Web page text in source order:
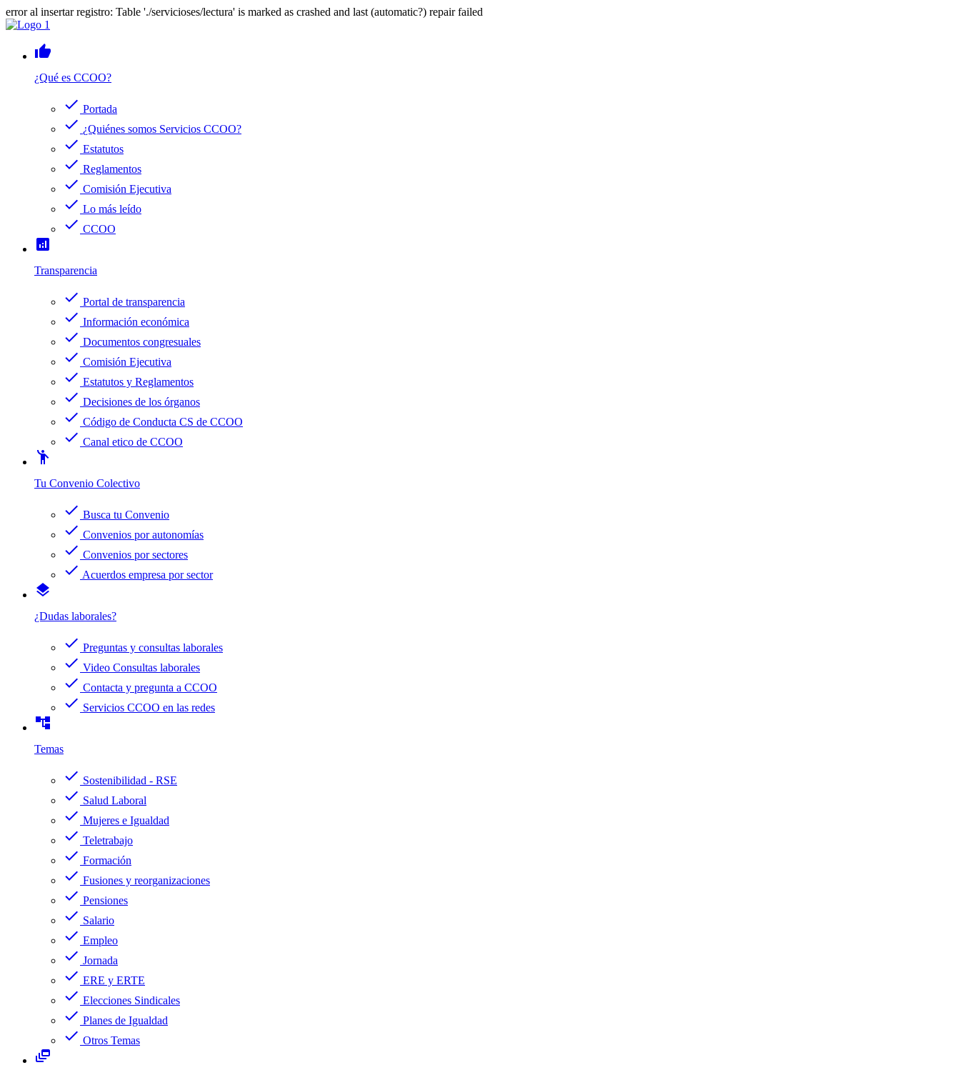
error al insertar registro: Table './servicioses/lectura' is marked as crashed and last (automatic?) repair failed
thumb_up
¿Qué es CCOO?
check Portada
check ¿Quiénes somos Servicios CCOO?
check Estatutos
check Reglamentos
check Comisión Ejecutiva
check Lo más leído
check CCOO
analytics
Transparencia
check Portal de transparencia
check Información económica
check Documentos congresuales
check Comisión Ejecutiva
check Estatutos y Reglamentos
check Decisiones de los órganos
check Código de Conducta CS de CCOO
check Canal etico de CCOO
emoji_people
Tu Convenio Colectivo
check Busca tu Convenio
check Convenios por autonomías
check Convenios por sectores
check Acuerdos empresa por sector
layers
¿Dudas laborales?
check Preguntas y consultas laborales
check Video Consultas laborales
check Contacta y pregunta a CCOO
check Servicios CCOO en las redes
account_tree
Temas
check Sostenibilidad - RSE
check Salud Laboral
check Mujeres e Igualdad
check Teletrabajo
check Formación
check Fusiones y reorganizaciones
check Pensiones
check Salario
check Empleo
check Jornada
check ERE y ERTE
check Elecciones Sindicales
check Planes de Igualdad
check Otros Temas
dynamic_feed